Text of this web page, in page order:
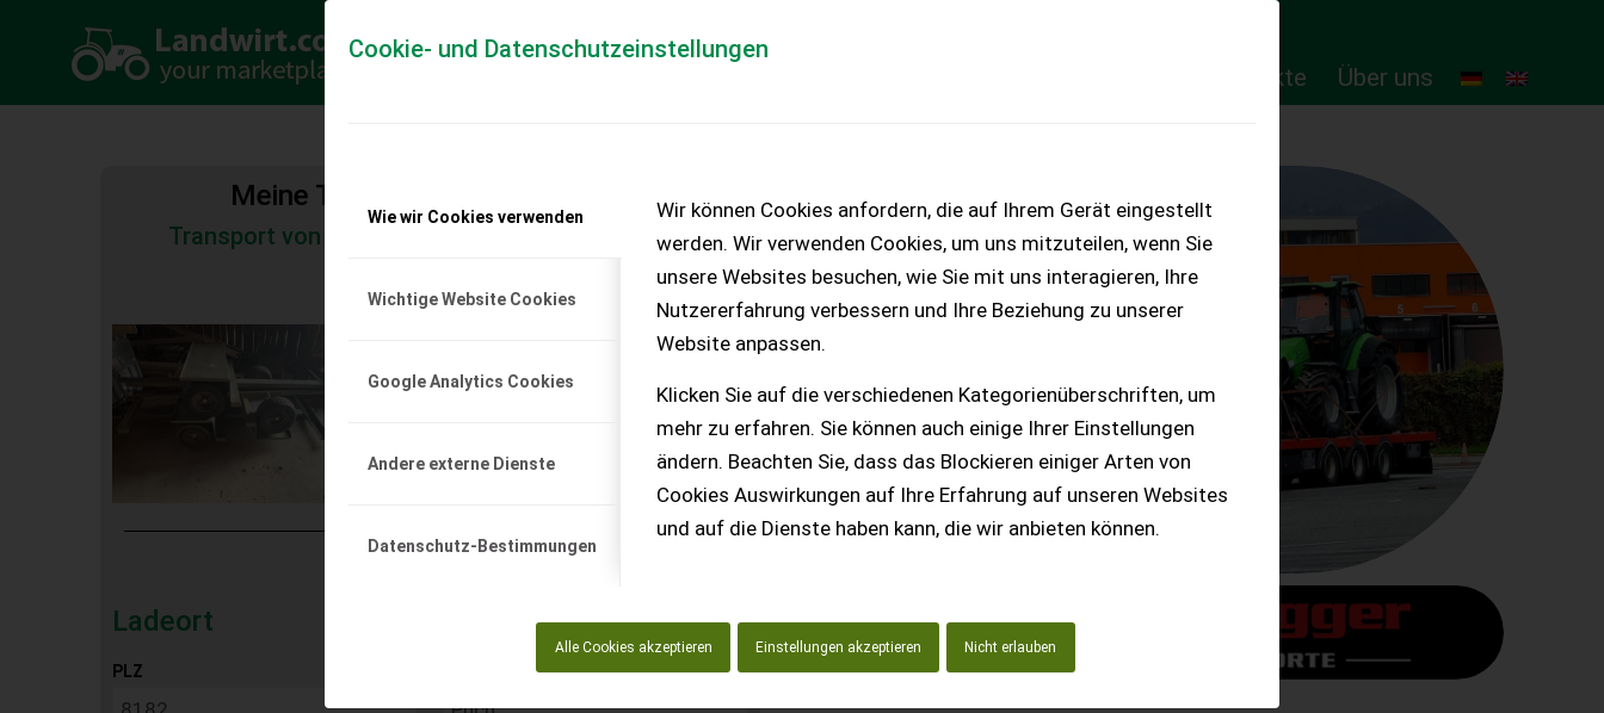
Cookie- und Datenschutzeinstellungen
Wie wir Cookies verwenden
Wichtige Website Cookies
Google Analytics Cookies
Andere externe Dienste
Datenschutz-Bestimmungen
Wir können Cookies anfordern, die auf Ihrem Gerät eingestellt
werden. Wir verwenden Cookies, um uns mitzuteilen, wenn Sie
unsere Websites besuchen, wie Sie mit uns interagieren, Ihre
Nutzererfahrung verbessern und Ihre Beziehung zu unserer
Website anpassen.
Klicken Sie auf die verschiedenen Kategorienüberschriften, um
mehr zu erfahren. Sie können auch einige Ihrer Einstellungen
ändern. Beachten Sie, dass das Blockieren einiger Arten von
Cookies Auswirkungen auf Ihre Erfahrung auf unseren Websites
und auf die Dienste haben kann, die wir anbieten können.
Alle Cookies akzeptieren Einstellungen akzeptieren Nicht erlauben
Online-Produkte Über uns
Meine Transportkostenanfrage
Transport von Land- und Baumaschinen – KEINE
Ladeort
PLZ